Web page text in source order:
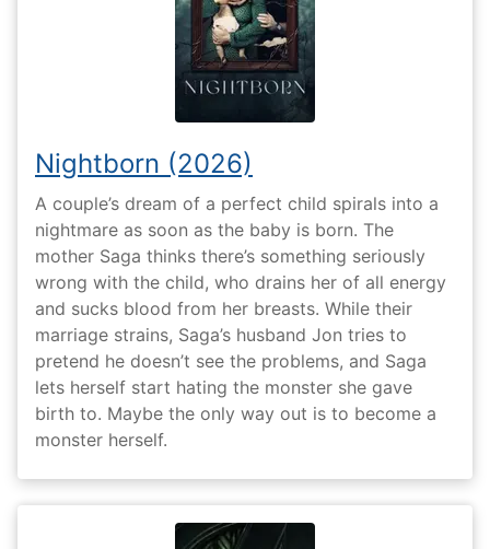
Nightborn (2026)
A couple’s dream of a perfect child spirals into a
nightmare as soon as the baby is born. The
mother Saga thinks there’s something seriously
wrong with the child, who drains her of all energy
and sucks blood from her breasts. While their
marriage strains, Saga’s husband Jon tries to
pretend he doesn’t see the problems, and Saga
lets herself start hating the monster she gave
birth to. Maybe the only way out is to become a
monster herself.